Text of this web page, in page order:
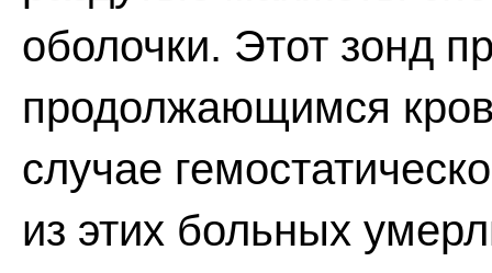
оболочки. Этот зонд
продолжающимся
случае
из этих больных